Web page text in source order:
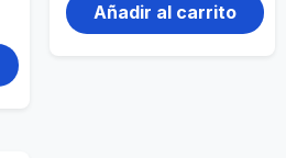
Añadir al carrito